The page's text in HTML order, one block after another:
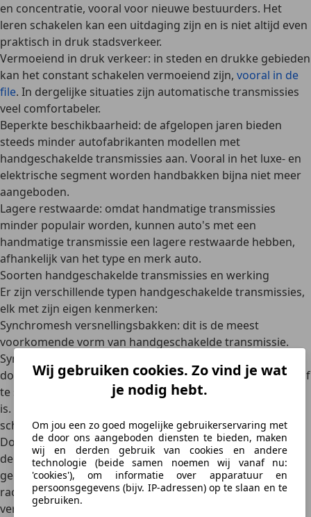
Wij gebruiken cookies. Zo vind je wat
je nodig hebt.
Om jou een zo goed mogelijke gebruikerservaring met
de door ons aangeboden diensten te bieden, maken
wij en derden gebruik van cookies en andere
technologie (beide samen noemen wij vanaf nu:
'cookies'), om informatie over apparatuur en
persoonsgegevens (bijv. IP-adressen) op te slaan en te
gebruiken.
en concentratie, vooral voor nieuwe bestuurders. Het
leren schakelen kan een uitdaging zijn en is niet altijd even
praktisch in druk stadsverkeer.
Vermoeiend in druk verkeer: in steden en drukke gebieden
kan het constant schakelen vermoeiend zijn, vooral in de
file. In dergelijke situaties zijn automatische transmissies
veel comfortabeler.
Beperkte beschikbaarheid: de afgelopen jaren bieden
steeds minder autofabrikanten modellen met
handgeschakelde transmissies aan. Vooral in het luxe- en
elektrische segment worden handbakken bijna niet meer
aangeboden.
Lagere restwaarde: omdat handmatige transmissies
minder populair worden, kunnen auto's met een
handmatige transmissie een lagere restwaarde hebben,
afhankelijk van het type en merk auto.
Soorten handgeschakelde transmissies en werking
Er zijn verschillende typen handgeschakelde transmissies,
elk met zijn eigen kenmerken:
Synchromesh versnellingsbakken: dit is de meest
voorkomende vorm van handgeschakelde transmissie.
Synchromesh-systemen maken het schakelen soepeler
door het toerental van de tandwielen en assen op elkaar af
te stemmen voordat de versnelling volledig ingeschakeld
is. Dit voorkomt het bekende ‘tandwielgeluid’ bij het
schakelen.
Dog-leg versnellingsbakken: bij een dog-leg transmissie is
de eerste versnelling naar links en naar beneden
gepositioneerd. Deze versnellingsindeling is typisch voor
race- en sportauto’s omdat het schakelen naar hogere
versnellingen (2e, 3e, 4e en 5e versnelling) zo sneller en